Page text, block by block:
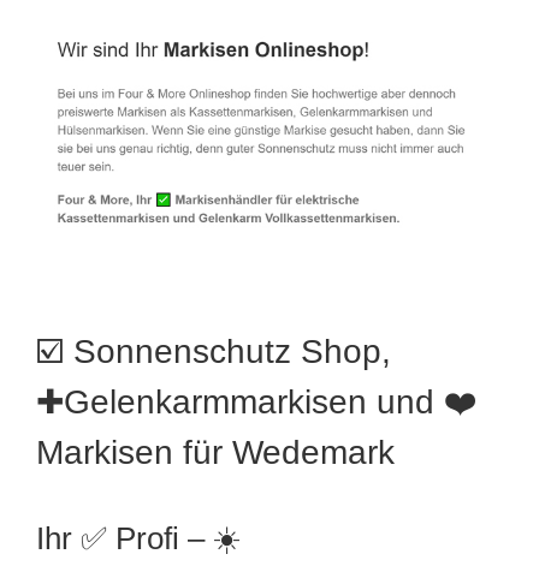
☑️ Sonnenschutz Shop,
✚Gelenkarmmarkisen und ❤️
Markisen für Wedemark
Ihr ✅ Profi – ☀️